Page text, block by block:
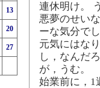
13
20
27
連休明け。
悪夢のせい
ーな気分で
元気にはな
し，なんだ
が，うむ。
始業前に，1